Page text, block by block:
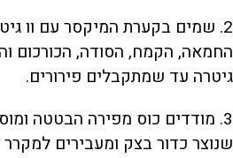
2. שמים בקערת המיקסר עם וו
החמאה, הקמח, הסודה, הכורכום
גיטרה עד שמתקבלים פירורים.
3. מודדים כוס מפירה הבטטה
שנוצר כדור בצק ומעבירים